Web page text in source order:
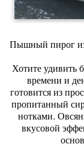
Пышный пирог из
Хотите удивить
времени и
готовится из
пропитанный
нотками.
вкусовой